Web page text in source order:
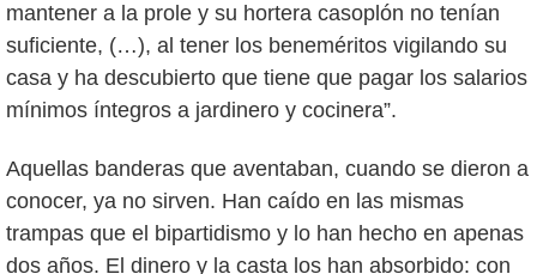
mantener a la prole y su hortera casoplón no tenían
suficiente, (…), al tener los beneméritos vigilando su
casa y ha descubierto que tiene que pagar los salarios
mínimos íntegros a jardinero y cocinera”.
Aquellas banderas que aventaban, cuando se dieron a
conocer, ya no sirven. Han caído en las mismas
trampas que el bipartidismo y lo han hecho en apenas
dos años. El dinero y la casta los han absorbido: con